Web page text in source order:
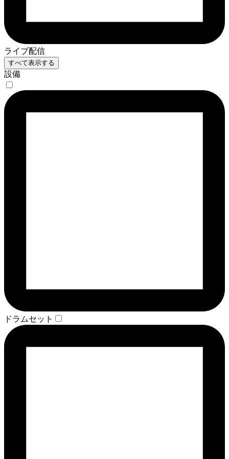
ライブ配信
すべて表示する
設備
ドラムセット